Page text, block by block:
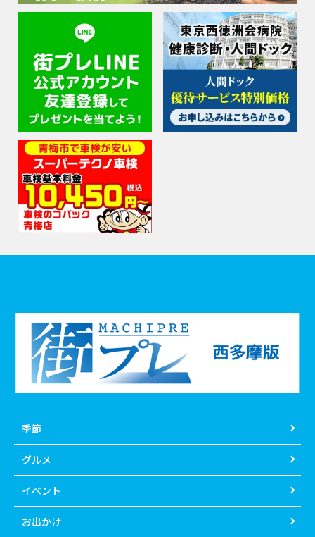
季節
グルメ
イベント
お出かけ